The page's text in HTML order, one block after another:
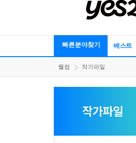
빠른분야찾기 베스트
웰컴 작가파일
작가파일